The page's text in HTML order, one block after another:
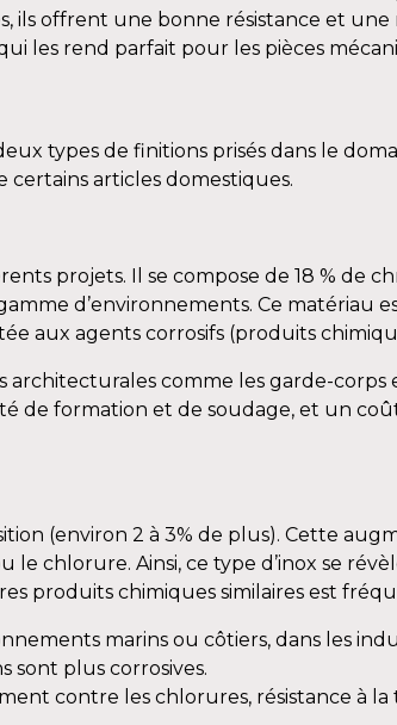
ils offrent une bonne résistance et
les rend parfait pour les pièces
types de finitions prisés dans le
articles domestiques.
projets. Il se compose de 18 % de
d’environnements. Ce matériau
aux agents corrosifs (produits
architecturales comme les garde-corps
de formation et de soudage, et un
(environ 2 à 3% de plus). Cette
chlorure. Ainsi, ce type d’inox se
produits chimiques similaires est
marins ou côtiers, dans les
sont plus corrosives.
contre les chlorures, résistance à